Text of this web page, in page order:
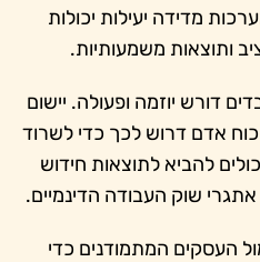
מדידה יעילות יכולות
ותוצאות משמעותיות.
דורש יוזמה ופעולה. יישום
אדם דרוש לכך כדי לשרוד
להביא לתוצאות חידוש
שוק העבודה הדינמיים.
העסקים המתמודנים כדי